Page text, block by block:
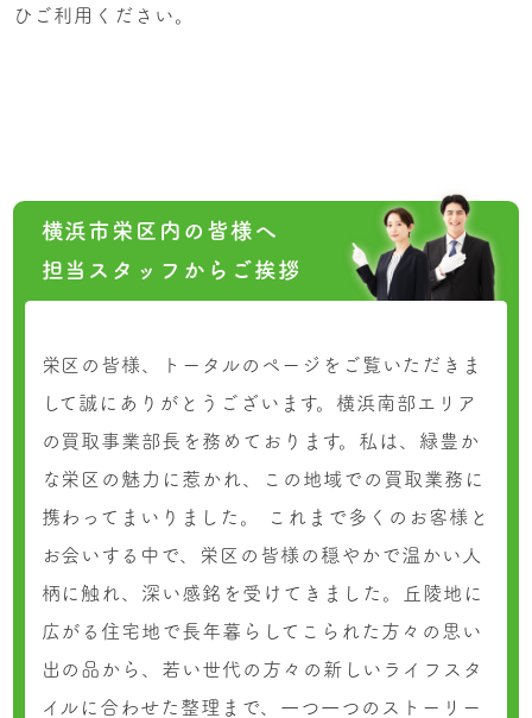
ひご利用ください。
横浜市栄区内の皆様へ
担当スタッフからご挨拶
栄区の皆様、トータルのページをご覧いただきま
して誠にありがとうございます。横浜南部エリア
の買取事業部長を務めております。私は、緑豊か
な栄区の魅力に惹かれ、この地域での買取業務に
携わってまいりました。 これまで多くのお客様と
お会いする中で、栄区の皆様の穏やかで温かい人
柄に触れ、深い感銘を受けてきました。丘陵地に
広がる住宅地で長年暮らしてこられた方々の思い
出の品から、若い世代の方々の新しいライフスタ
イルに合わせた整理まで、一つ一つのストーリー